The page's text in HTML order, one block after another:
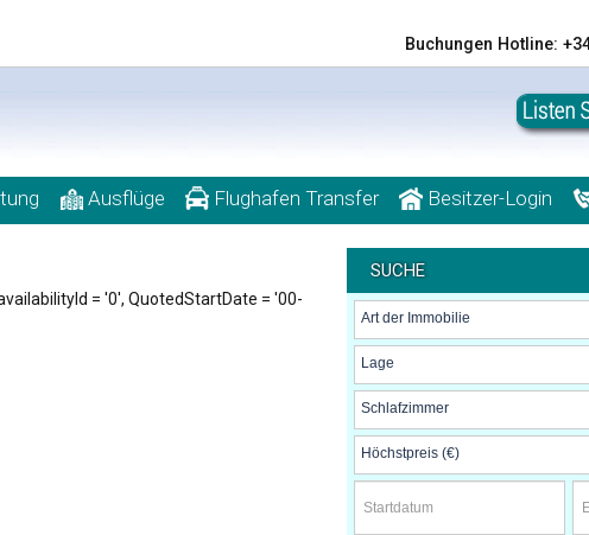
Buchungen Hotline:
Ausflüge Flughafen Transfer Besitzer-Login
= '0', QuotedStartDate = '00-
SUCHE